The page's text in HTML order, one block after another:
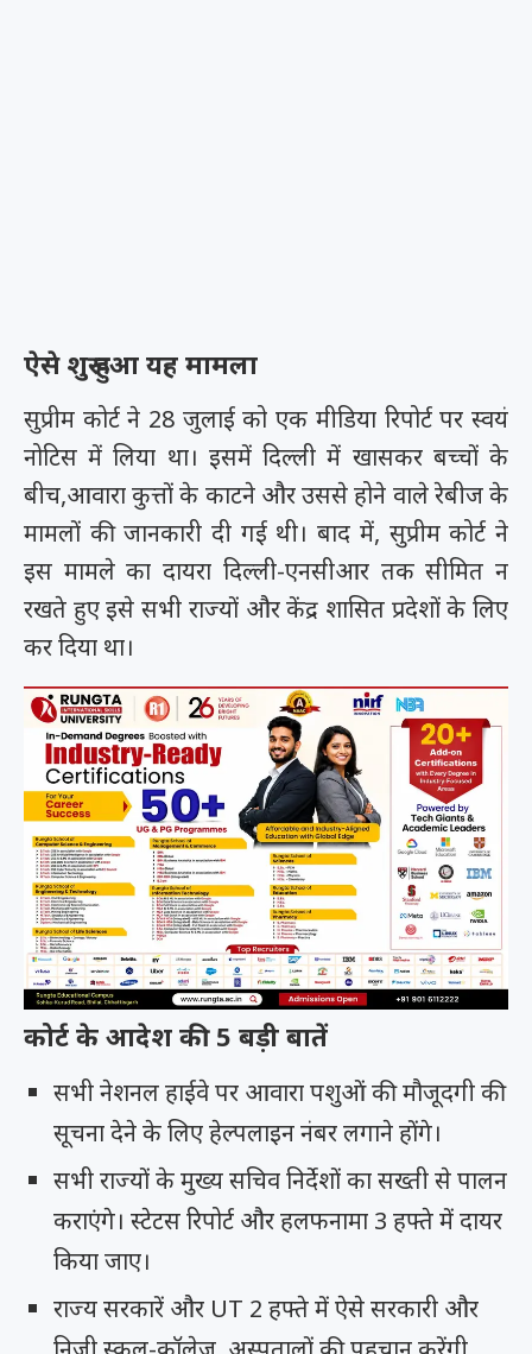
ऐसे शुरू हुआ यह मामला
सुप्रीम कोर्ट ने 28 जुलाई को एक मीडिया रिपोर्ट पर स्वयं
नोटिस में लिया था। इसमें दिल्ली में खासकर बच्चों के
बीच,आवारा कुत्तों के काटने और उससे होने वाले रेबीज के
मामलों की जानकारी दी गई थी। बाद में, सुप्रीम कोर्ट ने
इस मामले का दायरा दिल्ली-एनसीआर तक सीमित न
रखते हुए इसे सभी राज्यों और केंद्र शासित प्रदेशों के लिए
कर दिया था।
कोर्ट के आदेश की 5 बड़ी बातें
सभी नेशनल हाईवे पर आवारा पशुओं की मौजूदगी की
सूचना देने के लिए हेल्पलाइन नंबर लगाने होंगे।
सभी राज्यों के मुख्य सचिव निर्देशों का सख्ती से पालन
कराएंगे। स्टेटस रिपोर्ट और हलफनामा 3 हफ्ते में दायर
किया जाए।
राज्य सरकारें और UT 2 हफ्ते में ऐसे सरकारी और